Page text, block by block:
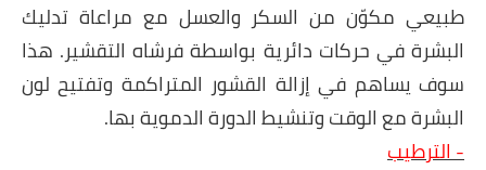
طبيعي مكوّن من السكر والعسل مع مراعاة تدليك
البشرة في حركات دائرية بواسطة فرشاه التقشير. هذا
سوف يساهم في إزالة القشور المتراكمة وتفتيح لون
البشرة مع الوقت وتنشيط الدورة الدموية بها.
- الترطيب